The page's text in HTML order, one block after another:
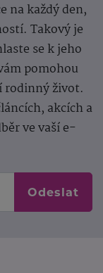
na každý den,
Takový je
se k jeho
pomohou
rodinný život.
akcích a
ve vaší e-
Odeslat